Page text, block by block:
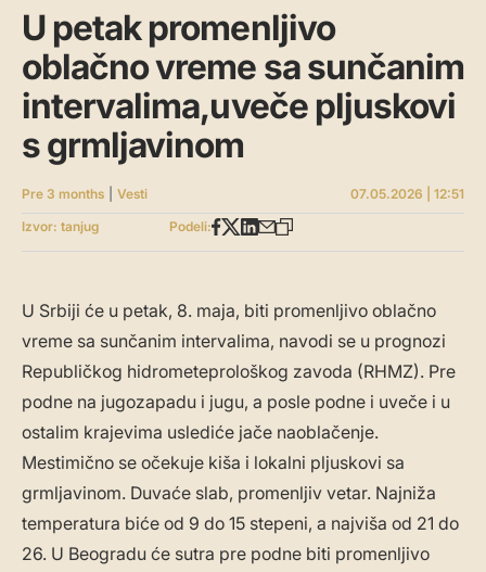
U petak promenljivo
oblačno vreme sa sunčanim
intervalima,uveče pljuskovi
s grmljavinom
Pre 3 months Vesti
07.05.2026 | 12:51
Izvor: tanjug
Podeli:
U Srbiji će u petak, 8. maja, biti promenljivo oblačno
vreme sa sunčanim intervalima, navodi se u prognozi
Republičkog hidrometeprološkog zavoda (RHMZ). Pre
podne na jugozapadu i jugu, a posle podne i uveče i u
ostalim krajevima uslediće jače naoblačenje.
Mestimično se očekuje kiša i lokalni pljuskovi sa
grmljavinom. Duvaće slab, promenljiv vetar. Najniža
temperatura biće od 9 do 15 stepeni, a najviša od 21 do
26. U Beogradu će sutra pre podne biti promenljivo